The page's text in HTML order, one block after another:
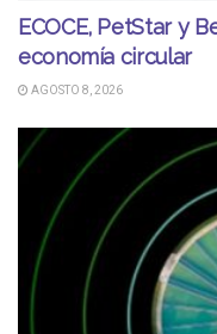
ECOCE, PetStar y
economía circular
AGOSTO 8, 2026